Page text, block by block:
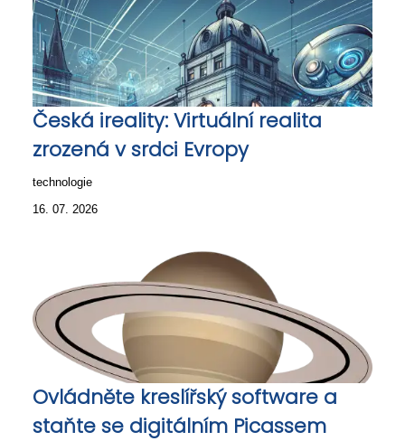
Česká ireality: Virtuální realita
zrozená v srdci Evropy
technologie
16. 07. 2026
Ovládněte kreslířský software a
staňte se digitálním Picassem